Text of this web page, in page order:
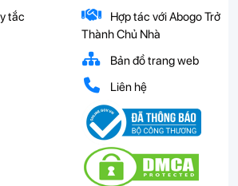
tắc
Hợp tác với Abogo Trở
Thành Chủ Nhà
Bản đồ trang web
Liên hệ